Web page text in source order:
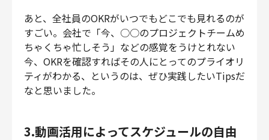
あと、全社員のOKRがいつでもどこでも見れるのが
すごい。会社で「今、○○のプロジェクトチームめ
ちゃくちゃ忙しそう」などの感覚をうけとれない
今、OKRを確認すればその人にとってのプライオリ
ティがわかる、というのは、ぜひ実践したいTipsだ
なと思いました。
3.動画活用によってスケジュールの自由